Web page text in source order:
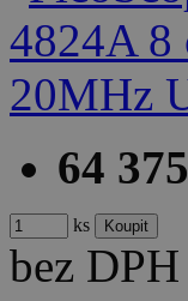
64
ks
bez DPH